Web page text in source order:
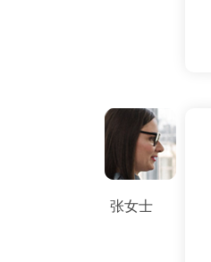
张女士